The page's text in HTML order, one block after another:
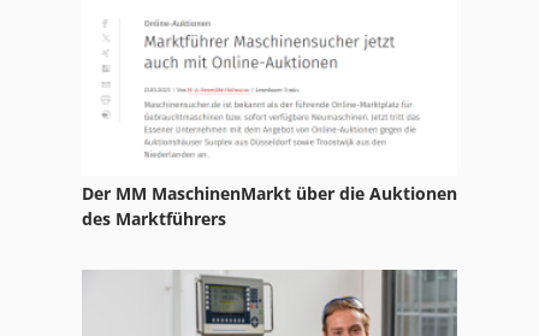
Hand Gehrungssäge
Hand Gewindebohrmaschine
Hsc 20 Linear
Kgs 1670
Leit Und Zugspindeldrehmaschine
Der MM MaschinenMarkt über die Auktionen
des Marktführers